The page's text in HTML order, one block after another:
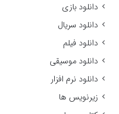
دانلود بازی
دانلود سریال
دانلود فیلم
دانلود موسیقی
دانلود نرم افزار
زیرنویس ها